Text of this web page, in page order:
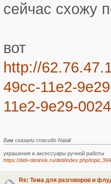
сейчас схожу
вот
http://
49cc-11e2-
11e2-9e29-
Вам сказали спасибо Natali
украшения и аксессуары ручной работы
https://deti-obninsk.ru/deti/index.php/
Re: Тема для разговоров и